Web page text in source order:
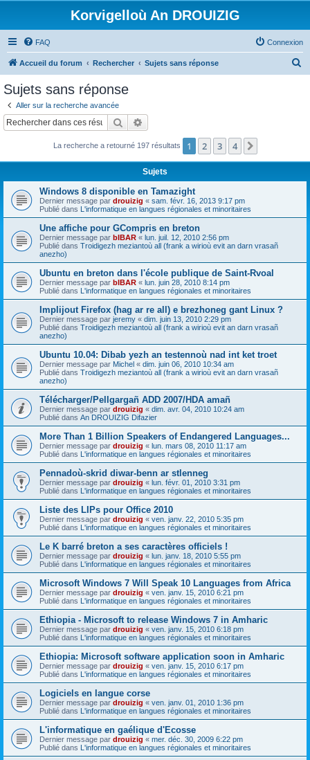
Korvigelloù An DROUIZIG
FAQ Connexion
Accueil du forum Rechercher Sujets sans réponse
c
Sujets sans réponse
Aller sur la recherche avancée
Rechercher
La recherche a retourné 197 résultats 1 2 3 4
Sujets
Windows 8 disponible en Tamazight
Dernier message par drouizig « sam. févr. 16, 2013 9:17 pm
Publié dans L'informatique en langues régionales et minoritaires
Une affiche pour GCompris en breton
Dernier message par bIBAR « lun. juil. 12, 2010 2:56 pm
Publié dans Troidigezh meziantoù all (frank a wirioù evit an darn vrasañ
anezho)
Ubuntu en breton dans l'école publique de Saint-Rvoal
Dernier message par bIBAR « lun. juin 28, 2010 8:14 pm
Publié dans L'informatique en langues régionales et minoritaires
Implijout Firefox (hag ar re all) e brezhoneg gant Linux ?
Dernier message par jeremy « dim. juin 13, 2010 2:29 pm
Publié dans Troidigezh meziantoù all (frank a wirioù evit an darn vrasañ
anezho)
Ubuntu 10.04: Dibab yezh an testennoù nad int ket troet
Dernier message par Michel « dim. juin 06, 2010 10:34 am
Publié dans Troidigezh meziantoù all (frank a wirioù evit an darn vrasañ
anezho)
Télécharger/Pellgargañ ADD 2007/HDA amañ
Dernier message par drouizig « dim. avr. 04, 2010 10:24 am
Publié dans An DROUIZIG Difazier
More Than 1 Billion Speakers of Endangered Languages...
Dernier message par drouizig « lun. mars 08, 2010 11:17 am
Publié dans L'informatique en langues régionales et minoritaires
Pennadoù-skrid diwar-benn ar stlenneg
Dernier message par drouizig « lun. févr. 01, 2010 3:31 pm
Publié dans L'informatique en langues régionales et minoritaires
Liste des LIPs pour Office 2010
Dernier message par drouizig « ven. janv. 22, 2010 5:35 pm
Publié dans L'informatique en langues régionales et minoritaires
Le K barré breton a ses caractères officiels !
Dernier message par drouizig « lun. janv. 18, 2010 5:55 pm
Publié dans L'informatique en langues régionales et minoritaires
Microsoft Windows 7 Will Speak 10 Languages from Africa
Dernier message par drouizig « ven. janv. 15, 2010 6:21 pm
Publié dans L'informatique en langues régionales et minoritaires
Ethiopia - Microsoft to release Windows 7 in Amharic
Dernier message par drouizig « ven. janv. 15, 2010 6:18 pm
Publié dans L'informatique en langues régionales et minoritaires
Ethiopia: Microsoft software application soon in Amharic
Dernier message par drouizig « ven. janv. 15, 2010 6:17 pm
Publié dans L'informatique en langues régionales et minoritaires
Logiciels en langue corse
Dernier message par drouizig « ven. janv. 01, 2010 1:36 pm
Publié dans L'informatique en langues régionales et minoritaires
L'informatique en gaélique d'Ecosse
Dernier message par drouizig « mer. déc. 30, 2009 6:22 pm
Publié dans L'informatique en langues régionales et minoritaires